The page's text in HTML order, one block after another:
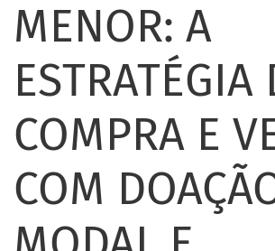
MENOR: A
ESTRATÉGIA
COMPRA E
COM